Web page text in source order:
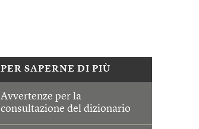
PER SAPERNE DI PIÙ
Avvertenze per la
consultazione del dizionario